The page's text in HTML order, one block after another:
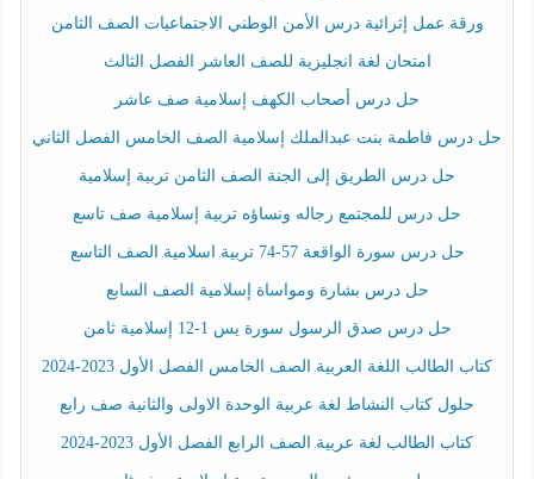
ورقة عمل إثرائية درس الأمن الوطني الاجتماعيات الصف الثامن
امتحان لغة انجليزية للصف العاشر الفصل الثالث
حل درس أصحاب الكهف إسلامية صف عاشر
حل درس فاطمة بنت عبدالملك إسلامية الصف الخامس الفصل الثاني
حل درس الطريق إلى الجنة الصف الثامن تربية إسلامية
حل درس للمجتمع رجاله ونساؤه تربية إسلامية صف تاسع
حل درس سورة الواقعة 57-74 تربية اسلامية الصف التاسع
حل درس بشارة ومواساة إسلامية الصف السابع
حل درس صدق الرسول سورة يس 1-12 إسلامية ثامن
كتاب الطالب اللغة العربية الصف الخامس الفصل الأول 2023-2024
حلول كتاب النشاط لغة عربية الوحدة الاولى والثانية صف رابع
كتاب الطالب لغة عربية الصف الرابع الفصل الأول 2023-2024